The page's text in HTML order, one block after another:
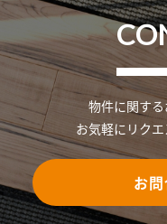
物件に関する
お気軽にリクエ
お